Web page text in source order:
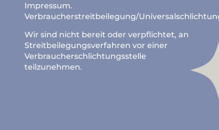
Impressum.
Verbraucherstreitbeilegung/
Wir sind nicht bereit oder verpflichtet, an
Streitbeilegungsverfahren vor einer
Verbraucherschlichtungsstelle
teilzunehmen.